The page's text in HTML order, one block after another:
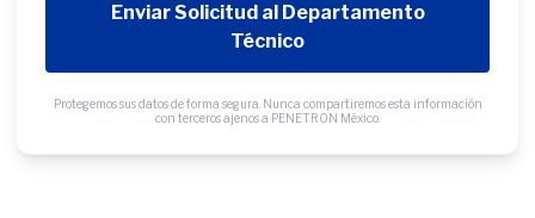
Enviar Solicitud al Departamento
Técnico
Protegemos sus datos de forma segura. Nunca compartiremos esta información
con terceros ajenos a PENETRON México.